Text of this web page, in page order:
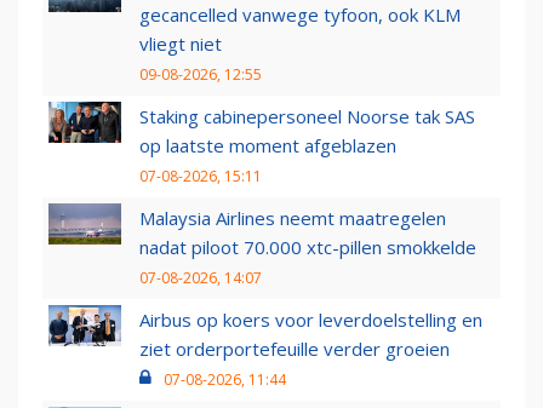
gecancelled vanwege tyfoon, ook KLM
vliegt niet
09-08-2026, 12:55
Staking cabinepersoneel Noorse tak SAS
op laatste moment afgeblazen
07-08-2026, 15:11
Malaysia Airlines neemt maatregelen
nadat piloot 70.000 xtc-pillen smokkelde
07-08-2026, 14:07
Airbus op koers voor leverdoelstelling en
ziet orderportefeuille verder groeien
07-08-2026, 11:44